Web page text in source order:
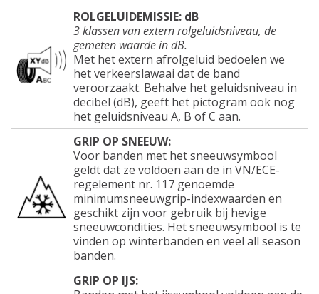
ROLGELUIDEMISSIE: dB
3 klassen van extern rolgeluidsniveau, de
gemeten waarde in dB.
Met het extern afrolgeluid bedoelen we
het verkeerslawaai dat de band
veroorzaakt. Behalve het geluidsniveau in
decibel (dB), geeft het pictogram ook nog
het geluidsniveau A, B of C aan.
GRIP OP SNEEUW:
Voor banden met het sneeuwsymbool
geldt dat ze voldoen aan de in VN/ECE-
regelement nr. 117 genoemde
minimumsneeuwgrip-indexwaarden en
geschikt zijn voor gebruik bij hevige
sneeuwcondities. Het sneeuwsymbool is te
vinden op winterbanden en veel all season
banden.
GRIP OP IJS: